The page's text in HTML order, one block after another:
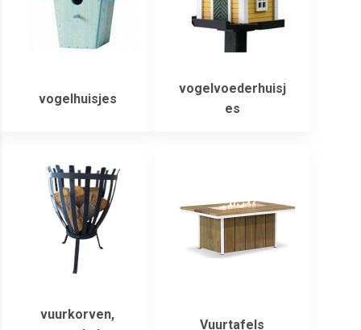
vogelhuisjes
vogelvoederhuisj
es
vuurkorven,
Vuurtafels